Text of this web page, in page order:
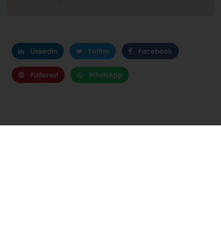
LinkedIn Twitter Facebook
Pinterest WhatsApp